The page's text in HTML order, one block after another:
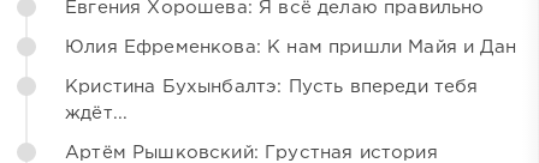
Евгения Хорошева: Я всё делаю правильно
Юлия Ефременкова: К нам пришли Майя и Дан
Кристина Бухынбалтэ: Пусть впереди тебя
ждёт...
Артём Рышковский: Грустная история